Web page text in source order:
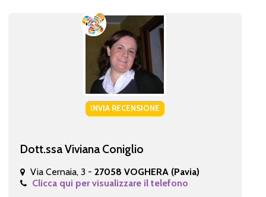
INVIA RECENSIONE
Dott.ssa Viviana Coniglio
Via Cernaia, 3 - 27058 VOGHERA (Pavia)
Clicca qui per visualizzare il telefono